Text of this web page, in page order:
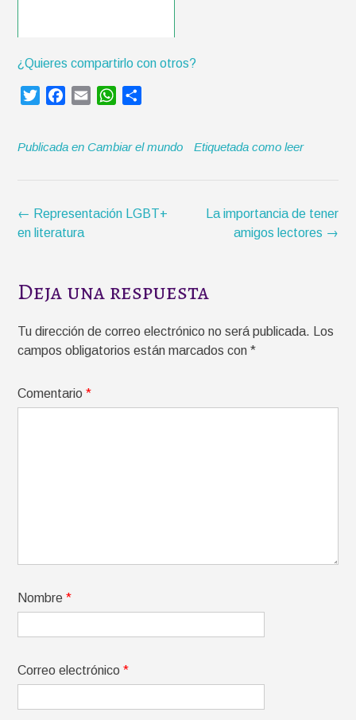
¿Quieres compartirlo con otros?
t
r
e
o
k
i
W
t
p
p
t
Publicada en Cambiar el mundo Etiquetada como leer
Navegación
de
La importancia de tener
amigos lectores →
← Representación LGBT+
en literatura
Deja una respuesta
Tu dirección de correo electrónico no será publicada.
Los
campos obligatorios están marcados con *
Comentario *
Nombre *
Correo electrónico *